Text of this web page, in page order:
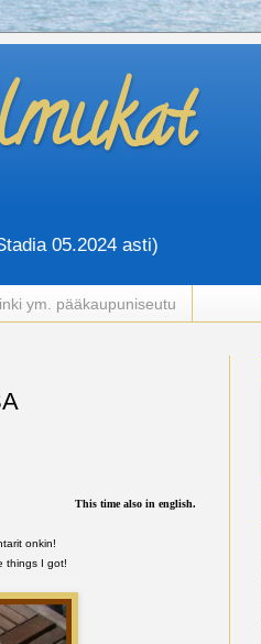
05.2024 asti)
ym. pääkaupuniseutu
This time also in english.
onkin!
things I got!